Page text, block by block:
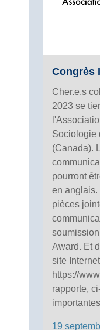
Congrès
Cher.e.s
2023 se
Sociologie
(Canada).
pourront
en anglais.
pièces
Award. Et
site
https://
rapporte,
19